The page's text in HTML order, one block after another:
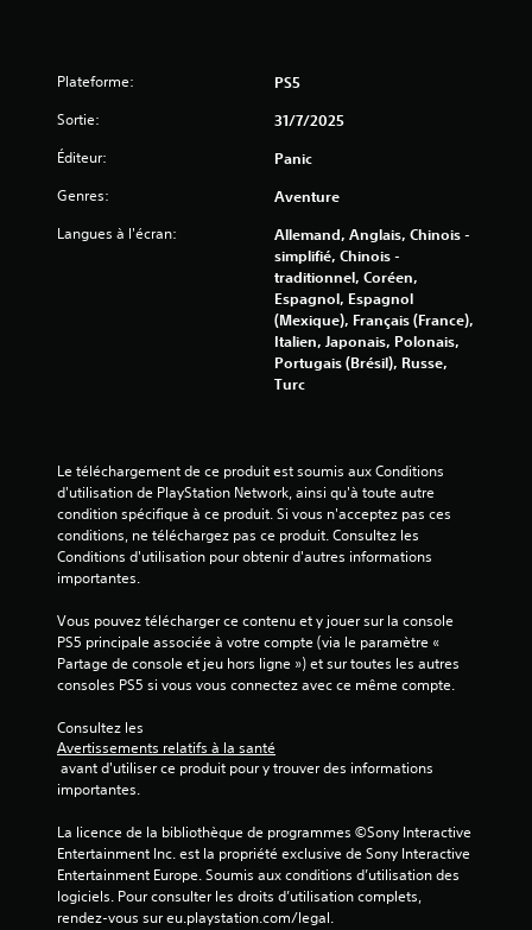
u
5
(
8
v
i
)
Plateforme: PS5
Sortie: 31/7/2025
Éditeur: Panic
Genres: Aventure
Langues à l'écran:
Allemand, Anglais, Chinois -
simplifié, Chinois -
traditionnel, Coréen,
Espagnol, Espagnol
(Mexique), Français (France),
Italien, Japonais, Polonais,
Portugais (Brésil), Russe,
Turc
Le téléchargement de ce produit est soumis aux Conditions
d'utilisation de PlayStation Network, ainsi qu'à toute autre
condition spécifique à ce produit. Si vous n'acceptez pas ces
conditions, ne téléchargez pas ce produit. Consultez les
Conditions d'utilisation pour obtenir d'autres informations
importantes.
Vous pouvez télécharger ce contenu et y jouer sur la console
PS5 principale associée à votre compte (via le paramètre «
Partage de console et jeu hors ligne ») et sur toutes les autres
consoles PS5 si vous vous connectez avec ce même compte.
Consultez les
Avertissements relatifs à la santé
importantes.
La licence de la bibliothèque de programmes ©Sony Interactive
Entertainment Inc. est la propriété exclusive de Sony Interactive
Entertainment Europe. Soumis aux conditions d’utilisation des
logiciels. Pour consulter les droits d’utilisation complets,
rendez-vous sur eu.playstation.com/legal.